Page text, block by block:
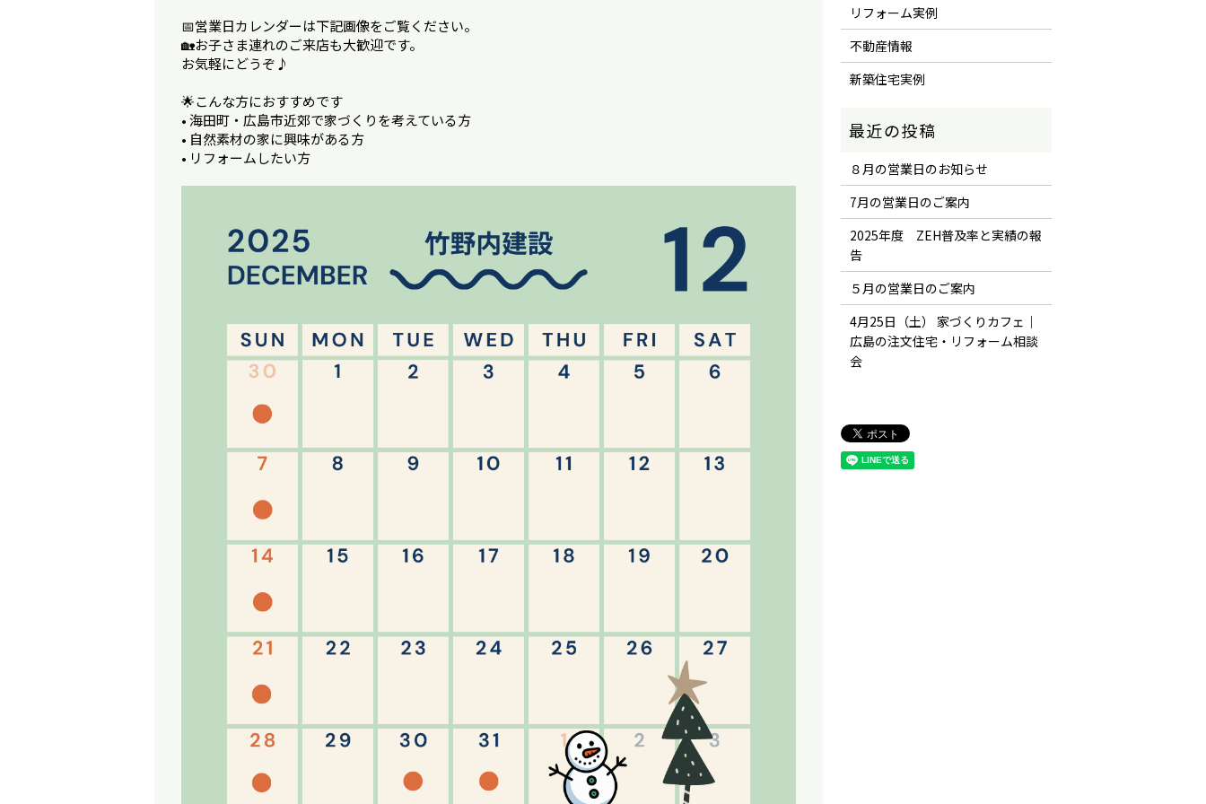
📅営業日カレンダーは下記画像をご覧ください。
🏡お子さま連れのご来店も大歓迎です。
お気軽にどうぞ♪
🌟こんな方におすすめです
• 海田町・広島市近郊で家づくりを考えている方
• 自然素材の家に興味がある方
• リフォームしたい方
リフォーム実例
不動産情報
新築住宅実例
８月の営業日のお知らせ
7月の営業日のご案内
2025年度 ZEH普及率と実績の報
告
５月の営業日のご案内
4月25日（土） 家づくりカフェ｜
広島の注文住宅・リフォーム相談
会